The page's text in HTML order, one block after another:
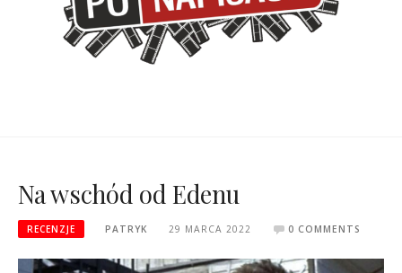
Na wschód od Edenu
RECENZJE PATRYK 29 MARCA 2022 0 COMMENTS